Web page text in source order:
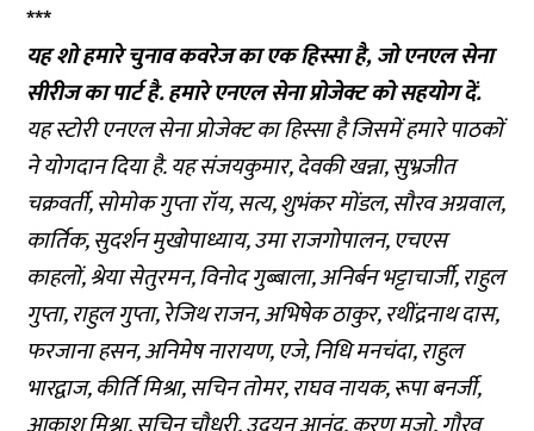
***
यह शो हमारे चुनाव कवरेज का एक हिस्सा है, जो एनएल सेना
सीरीज का पार्ट है. हमारे एनएल सेना प्रोजेक्ट कोसहयोगदें.
यह स्टोरी एनएल सेना प्रोजेक्ट का हिस्सा है जिसमें हमारे पाठकों
ने योगदान दिया है. यह संजयकुमार, देवकी खन्ना, सुभ्रजीत
चक्रवर्ती, सोमोक गुप्ता रॉय, सत्य, शुभंकर मोंडल, सौरव अग्रवाल,
कार्तिक, सुदर्शन मुखोपाध्याय, उमा राजगोपालन, एचएस
काहलों, श्रेया सेतुरमन, विनोद गुब्बाला, अनिर्बन भट्टाचार्जी, राहुल
गुप्ता, राहुल गुप्ता, रेजिथ राजन, अभिषेक ठाकुर, रथींद्रनाथ दास,
फरजाना हसन, अनिमेष नारायण, एजे, निधि मनचंदा, राहुल
भारद्वाज, कीर्ति मिश्रा, सचिन तोमर, राघव नायक, रूपा बनर्जी,